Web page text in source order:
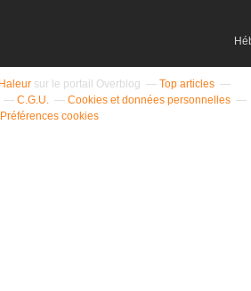
sur le portail Overblog
Top articles
C.G.U.
Cookies et données personnelles
Préférences cookies